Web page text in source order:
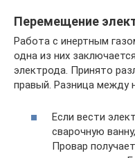
Перемещение
Работа с инертным
одна из них
электрода. Принято
правый. Разница между
Если вести
сварочную
Провар